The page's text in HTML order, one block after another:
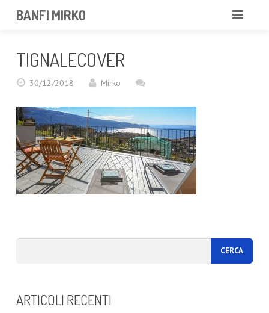
BANFI MIRKO
PORTFOLIO
SERVIZI
NEWS
TIGNALECOVER
30/12/2018 Mirko
ARTICOLI RECENTI